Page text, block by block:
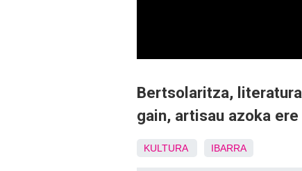
Bertsolaritza,
gain, artisau azoka
KULTURA IBARRA